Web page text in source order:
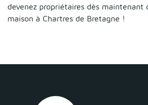
devenez propriétaires dès
maison à Chartres de Bretagne !